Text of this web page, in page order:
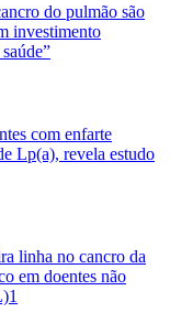
do pulmão são
investimento
com enfarte
Lp(a), revela estudo
linha no cancro da
em doentes não